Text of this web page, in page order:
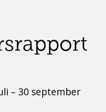
– 30 september